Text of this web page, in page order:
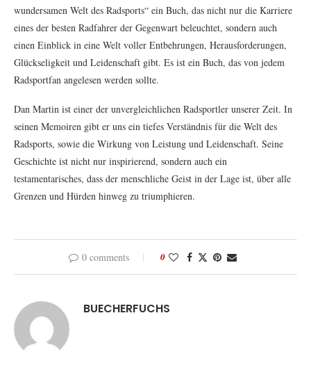
wundersamen Welt des Radsports“ ein Buch, das nicht nur die Karriere
eines der besten Radfahrer der Gegenwart beleuchtet, sondern auch
einen Einblick in eine Welt voller Entbehrungen, Herausforderungen,
Glückseligkeit und Leidenschaft gibt. Es ist ein Buch, das von jedem
Radsportfan angelesen werden sollte.
Dan Martin ist einer der unvergleichlichen Radsportler unserer Zeit. In
seinen Memoiren gibt er uns ein tiefes Verständnis für die Welt des
Radsports, sowie die Wirkung von Leistung und Leidenschaft. Seine
Geschichte ist nicht nur inspirierend, sondern auch ein
testamentarisches, dass der menschliche Geist in der Lage ist, über alle
Grenzen und Hürden hinweg zu triumphieren.
0 comments 0
BUECHERFUCHS